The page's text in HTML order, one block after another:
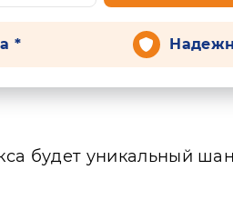
*
будет уникальный